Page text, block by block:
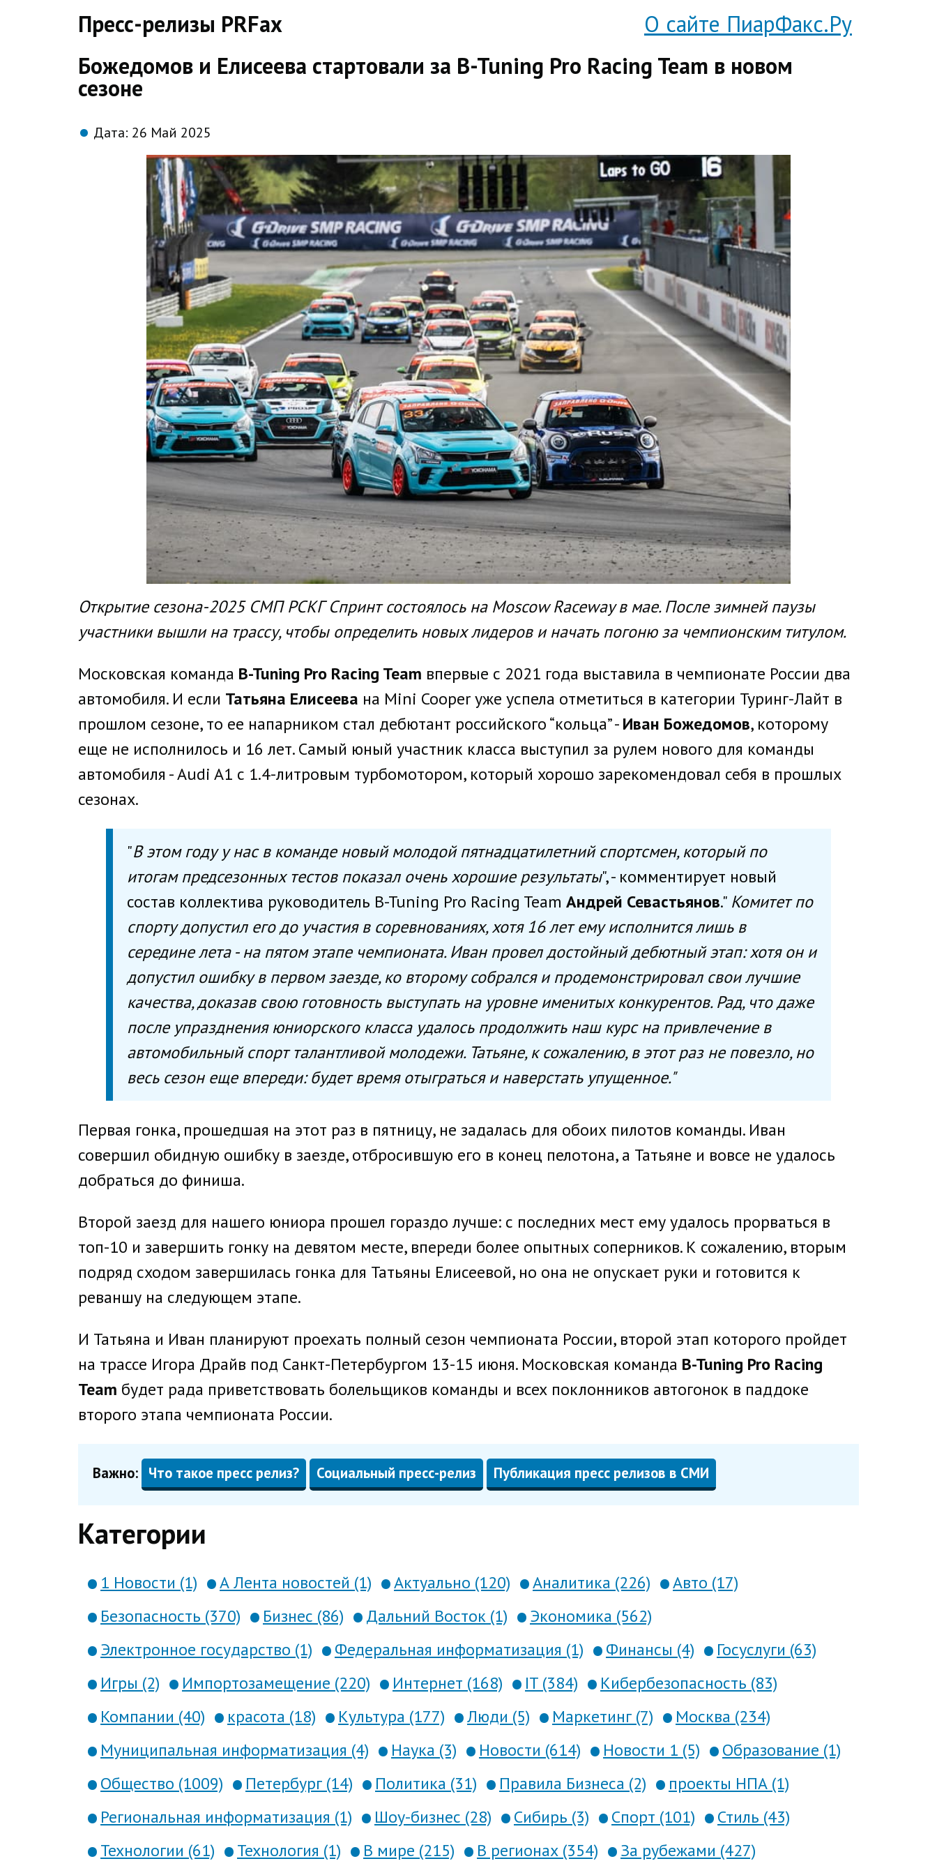
Пресс-релизы PRFax
О сайте ПиарФакс.Ру
Божедомов и Елисеева стартовали за B-Tuning Pro Racing Team в новом
сезоне
Дата: 26 Май 2025
Открытие сезона-2025 СМП РСКГ Спринт состоялось на Moscow Raceway в мае. После зимней паузы
участники вышли на трассу, чтобы определить новых лидеров и начать погоню за чемпионским титулом.
Московская команда B-Tuning Pro Racing Team впервые с 2021 года выставила в чемпионате России два
автомобиля. И если Татьяна Елисеева на Mini Cooper уже успела отметиться в категории Туринг-Лайт в
прошлом сезоне, то ее напарником стал дебютант российского “кольца” -Иван Божедомов, которому
еще не исполнилось и 16 лет. Самый юный участник класса выступил за рулем нового для команды
автомобиля - Audi A1 с 1.4-литровым турбомотором, который хорошо зарекомендовал себя в прошлых
сезонах.
"В этом году у нас в команде новый молодой пятнадцатилетний спортсмен, который по
итогам предсезонных тестов показал очень хорошие результаты", - комментирует новый
состав коллектива руководитель B-Tuning Pro Racing Team Андрей Севастьянов." Комитет по
спорту допустил его до участия в соревнованиях, хотя 16 лет ему исполнится лишь в
середине лета - на пятом этапе чемпионата. Иван провел достойный дебютный этап: хотя он и
допустил ошибку в первом заезде, ко второму собрался и продемонстрировал свои лучшие
качества, доказав свою готовность выступать на уровне именитых конкурентов. Рад, что даже
после упразднения юниорского класса удалось продолжить наш курс на привлечение в
автомобильный спорт талантливой молодежи. Татьяне, к сожалению, в этот раз не повезло, но
весь сезон еще впереди: будет время отыграться и наверстать упущенное."
Первая гонка, прошедшая на этот раз в пятницу, не задалась для обоих пилотов команды. Иван
совершил обидную ошибку в заезде, отбросившую его в конец пелотона, а Татьяне и вовсе не удалось
добраться до финиша.
Второй заезд для нашего юниора прошел гораздо лучше: с последних мест ему удалось прорваться в
топ-10 и завершить гонку на девятом месте, впереди более опытных соперников. К сожалению, вторым
подряд сходом завершилась гонка для Татьяны Елисеевой, но она не опускает руки и готовится к
реваншу на следующем этапе.
И Татьяна и Иван планируют проехать полный сезон чемпионата России, второй этап которого пройдет
на трассе Игора Драйв под Санкт-Петербургом 13-15 июня. Московская команда B-Tuning Pro Racing
Team будет рада приветствовать болельщиков команды и всех поклонников автогонок в паддоке
второго этапа чемпионата России.
Важно: Что такое пресс релиз? Социальный пресс-релиз Публикация пресс релизов в СМИ
Категории
1 Новости (1) А Лента новостей (1) Актуально (120) Аналитика (226)
Авто (17)
Безопасность (370)
Бизнес (86) Дальний Восток (1)
Экономика (562)
Электронное государство (1)
Федеральная информатизация (1) Финансы (4)
Госуслуги (63)
Игры (2)
Импортозамещение (220) Интернет (168) IT (384)
Кибербезопасность (83)
Компании (40)
красота (18) Культура (177) Люди (5) Маркетинг (7)
Москва (234)
Муниципальная информатизация (4)
Наука (3) Новости (614) Новости 1 (5)
Образование (1)
Общество (1009)
Петербург (14) Политика (31) Правила Бизнеса (2)
проекты НПА (1)
Региональная информатизация (1)
Шоу-бизнес (28) Сибирь (3) Спорт (101)
Стиль (43)
Технологии (61)
Технология (1) В мире (215) В регионах (354)
За рубежами (427)